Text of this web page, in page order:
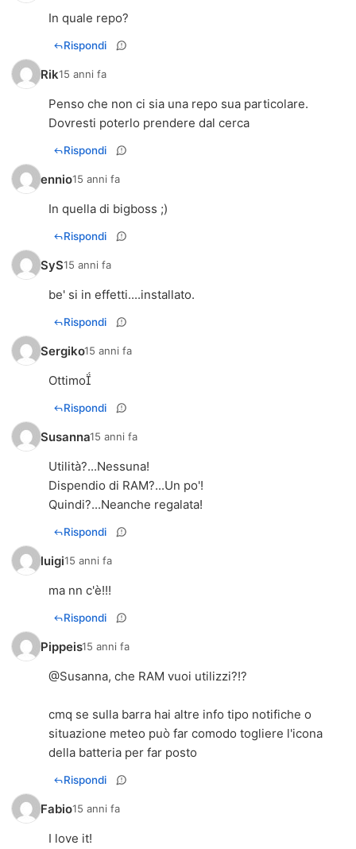
In quale repo?
Rispondi
Rik15 anni fa
Penso che non ci sia una repo sua particolare.
Dovresti poterlo prendere dal cerca
Rispondi
ennio15 anni fa
In quella di bigboss ;)
Rispondi
SyS15 anni fa
be' si in effetti....installato.
Rispondi
Sergiko15 anni fa
Ottimo
Rispondi
Susanna15 anni fa
Utilità?...Nessuna!
Dispendio di RAM?...Un po'!
Quindi?...Neanche regalata!
Rispondi
luigi15 anni fa
ma nn c'è!!!
Rispondi
Pippeis15 anni fa
@Susanna, che RAM vuoi utilizzi?!?
cmq se sulla barra hai altre info tipo notifiche o
situazione meteo può far comodo togliere l'icona
della batteria per far posto
Rispondi
Fabio15 anni fa
I love it!